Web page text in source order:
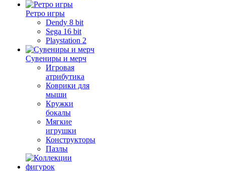
Ретро игры
Dendy 8 bit
Sega 16 bit
Playstation 2
Сувениры и мерч
Игровая
атрибутика
Коврики для
мыши
Кружки
бокалы
Мягкие
игрушки
Конструкторы
Пазлы